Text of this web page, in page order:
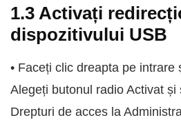
1.3 Activați
dispozitivului USB
• Faceți clic dreapta pe intrare
Alegeți butonul radio Activat și
Drepturi de acces la